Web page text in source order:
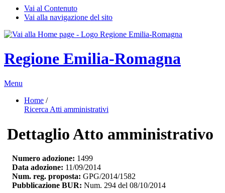
Vai al Contenuto
Vai alla navigazione del sito
Regione Emilia-Romagna
Menu
Home /
Ricerca Atti amministrativi
Dettaglio Atto amministrativo
Numero adozione: 1499
Data adozione: 11/09/2014
Num. reg. proposta: GPG/2014/1582
Pubblicazione BUR: Num. 294 del 08/10/2014